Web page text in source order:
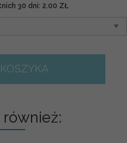
30 dni: 2.00 ZŁ